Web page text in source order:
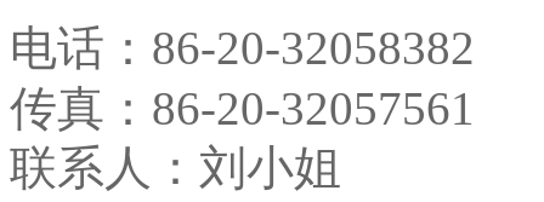
电话： 86-20-32058382
传真： 86-20-32057561
联系人：刘小姐